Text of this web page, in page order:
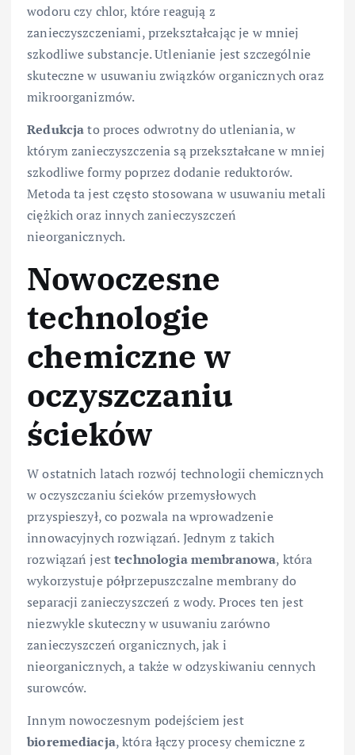
wodoru czy chlor, które reagują z
zanieczyszczeniami, przekształcając je w mniej
szkodliwe substancje. Utlenianie jest szczególnie
skuteczne w usuwaniu związków organicznych oraz
mikroorganizmów.
Redukcjato proces odwrotny do utleniania, w
którym zanieczyszczenia są przekształcane w mniej
szkodliwe formy poprzez dodanie reduktorów.
Metoda ta jest często stosowana w usuwaniu metali
ciężkich oraz innych zanieczyszczeń
nieorganicznych.
Nowoczesne
technologie
chemiczne w
oczyszczaniu
ścieków
W ostatnich latach rozwój technologii chemicznych
w oczyszczaniu ścieków przemysłowych
przyspieszył, co pozwala na wprowadzenie
innowacyjnych rozwiązań. Jednym z takich
rozwiązań jesttechnologia membranowa, która
wykorzystuje półprzepuszczalne membrany do
separacji zanieczyszczeń z wody. Proces ten jest
niezwykle skuteczny w usuwaniu zarówno
zanieczyszczeń organicznych, jak i
nieorganicznych, a także w odzyskiwaniu cennych
surowców.
Innym nowoczesnym podejściem jest
bioremediacja, która łączy procesy chemiczne z